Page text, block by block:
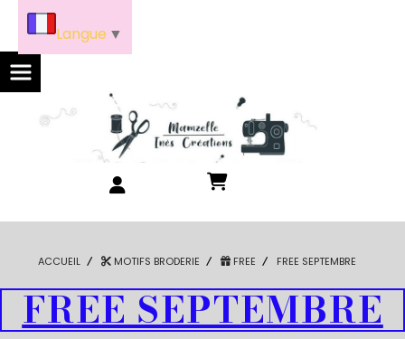
ACCUEIL MOTIFS BRODERIE FREE FREE SEPTEMBRE
FREE SEPTEMBRE
Langue ▼